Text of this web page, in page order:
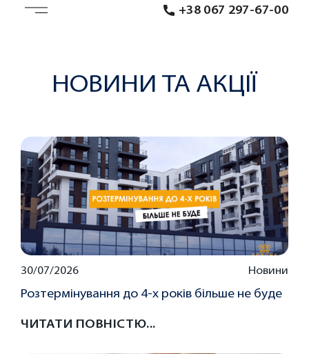
+38 067 297-67-00
НОВИНИ ТА АКЦІЇ
30/07/2026 Новини
Розтермінування до 4-х років більше не буде
ЧИТАТИ ПОВНІСТЮ...